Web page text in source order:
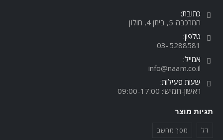
כתובת:
המרכבה 5, ביתן 4, חולון
טלפון:
03-5288581
אמייל:
info@naam.co.il
שעות פעילות:
ראשון-חמישי: 09:00-17:00
תגיות מוצר
דל מסך מחשב